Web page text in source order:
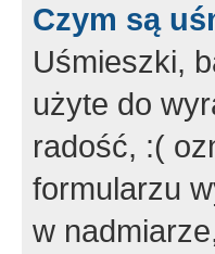
Czym są
Uśmieszki,
użyte do
radość, :(
formularzu
w